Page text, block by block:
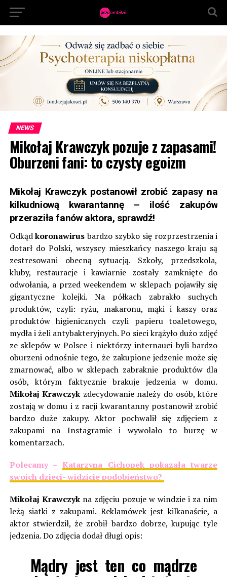
NEWS
Mikołaj Krawczyk pozuje z zapasami!
Oburzeni fani: to czysty egoizm
Mikołaj Krawczyk postanowił zrobić zapasy na
kilkudniową kwarantannę – ilość zakupów
przeraziła fanów aktora, sprawdź!
Odkądkoronawirusbardzo szybko się rozprzestrzenia i
dotarł do Polski, wszyscy mieszkańcy naszego kraju są
zestresowani obecną sytuacją. Szkoły, przedszkola,
kluby, restauracje i kawiarnie zostały zamknięte do
odwołania, a przed weekendem w sklepach pojawiły się
gigantyczne kolejki. Na półkach zabrakło suchych
produktów, czyli: ryżu, makaronu, mąki i kaszy oraz
produktów higienicznych czyli papieru toaletowego,
mydła i żeli antybakteryjnych. Po sieci krążyło dużo zdjęć
ze sklepów w Polsce i niektórzy internauci byli bardzo
oburzeni odnośnie tego, że zakupione jedzenie może się
zmarnować, albo w sklepach zabraknie produktów dla
osób, którym faktycznie brakuje jedzenia w domu.
Mikołaj Krawczyk zdecydowanie należy do osób, które
zostają w domu i z racji kwarantanny postanowił zrobić
bardzo duże zakupy. Aktor pochwalił się zdjęciem z
zakupami na Instagramie i wywołało to burzę w
komentarzach.
Polecamy – Katarzyna Cichopek pokazała twarze
swoich dzieci- widzicie podobieństwo?
Mikołaj Krawczykna zdjęciu pozuje w windzie i za nim
leżą siatki z zakupami. Reklamówek jest kilkanaście, a
aktor stwierdził, że zrobił bardzo dobrze, kupując tyle
jedzenia. Do zdjęcia dodał długi opis:
Mądry jest ten co mądrze